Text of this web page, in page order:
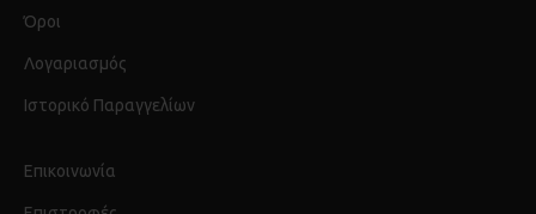
Όροι
Λογαριασμός
Ιστορικό Παραγγελίων
Επικοινωνία